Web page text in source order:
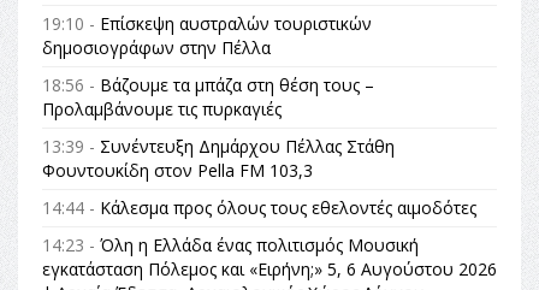
19:10 - Επίσκεψη αυστραλών τουριστικών
δημοσιογράφων στην Πέλλα
18:56 - Βάζουμε τα μπάζα στη θέση τους –
Προλαμβάνουμε τις πυρκαγιές
13:39 - Συνέντευξη Δημάρχου Πέλλας Στάθη
Φουντουκίδη στον Pella FM 103,3
14:44 - Κάλεσμα προς όλους τους εθελοντές αιμοδότες
14:23 - Όλη η Ελλάδα ένας πολιτισμός Μουσική
εγκατάσταση Πόλεμος και «Ειρήνη;» 5, 6 Αυγούστου 2026